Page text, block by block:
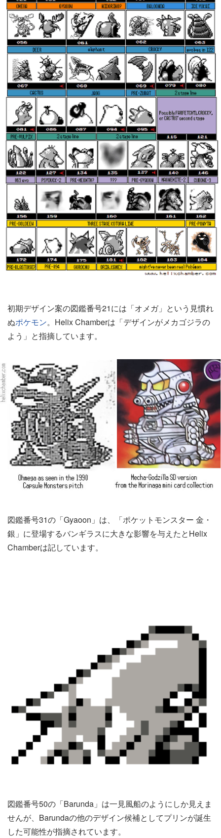
初期デザイン案の図鑑番号21には「オメガ」という見慣れ
ぬポケモン。Helix Chamberは「デザインがメカゴジラの
よう」と指摘しています。
図鑑番号31の「Gyaoon」は、「ポケットモンスター 金・
銀」に登場するバンギラスに大きな影響を与えたとHelix
Chamberは記しています。
図鑑番号50の「Barunda」は一見風船のようにしか見えま
せんが、Barundaの他のデザイン候補としてプリンが誕生
した可能性が指摘されています。